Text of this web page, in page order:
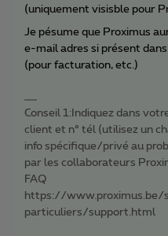
(uniquement visisble pour
Je pésume que Proximus
e-mail adres si présent
(pour facturation, etc.)
Conseil 1:Indiquez dans
client et n° tél (utilisez un
info spécifique/privé au
par les collaborateurs
FAQ
https://
particuliers/support.html